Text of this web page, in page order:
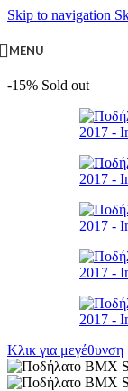
Skip to navigation
MENU
-15% Sold out
Κλικ για μεγέθυνση